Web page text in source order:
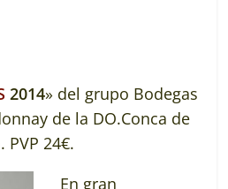
2014» del grupo Bodegas
de la DO.Conca de
PVP 24€.
En gran